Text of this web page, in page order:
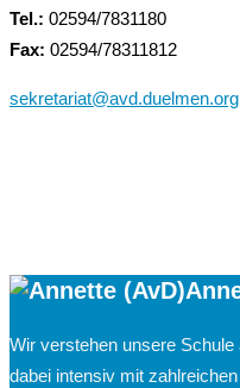
Tel.: 02594/7831180
Fax: 02594/78311812
sekretariat@avd.duelmen.org
Wir verstehen unsere
dabei intensiv mit